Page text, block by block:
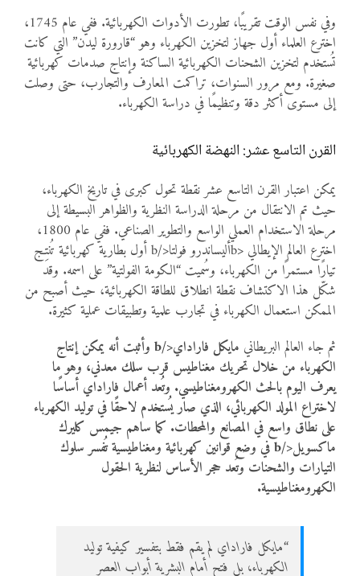
وفي نفس الوقت تقريبًا، تطورت الأدوات الكهربائية. ففي عام 1745،
اخترع العلماء أول جهاز لتخزين الكهرباء وهو “قارورة ليدن” التي كانت
تُستخدم لتخزين الشحنات الكهربائية الساكنة وإنتاج صدمات كهربائية
صغيرة. ومع مرور السنوات، تراكمت المعارف والتجارب، حتى وصلت
إلى مستوى أكثر دقة وتنظيمًا في دراسة الكهرباء.
القرن التاسع عشر: النهضة الكهربائية
يمكن اعتبار القرن التاسع عشر نقطة تحول كبرى في تاريخ الكهرباء،
حيث تم الانتقال من مرحلة الدراسة النظرية والظواهر البسيطة إلى
مرحلة الاستخدام العملي الواسع والتطوير الصناعي. ففي عام 1800،
اخترع العالم الإيطالي <bأليساندرو فولتا</b أول بطارية كهربائية تُنتِج
تيارًا مستمرًا من الكهرباء، وسُميت “الكومة الفولتية” على اسمه. وقد
شكّل هذا الاكتشاف نقطة انطلاق للطاقة الكهربائية، حيث أصبح من
الممكن استعمال الكهرباء في تجارب علمية وتطبيقات عملية كثيرة.
ثم جاء العالم البريطاني
مايكل فاراداي</b وأثبت أنه يمكن إنتاج
الكهرباء من خلال تحريك مغناطيس قرب سلك معدني، وهو ما
يعرف اليوم بالحث الكهرومغناطيسي. وتُعد أعمال فاراداي أساسًا
لاختراع المولد الكهربائي، الذي صار يُستخدم لاحقًا في توليد الكهرباء
على نطاق واسع في المصانع والمحطات. كما ساهم جيمس كليرك
ماكسويل</b في وضع قوانين كهربائية ومغناطيسية تُفسر سلوك
التيارات والشحنات وتُعد حجر الأساس لنظرية الحقول
الكهرومغناطيسية.
“مايكل فاراداي لم يقم فقط بتفسير كيفية توليد
الكهرباء، بل فتح أمام البشرية أبواب العصر